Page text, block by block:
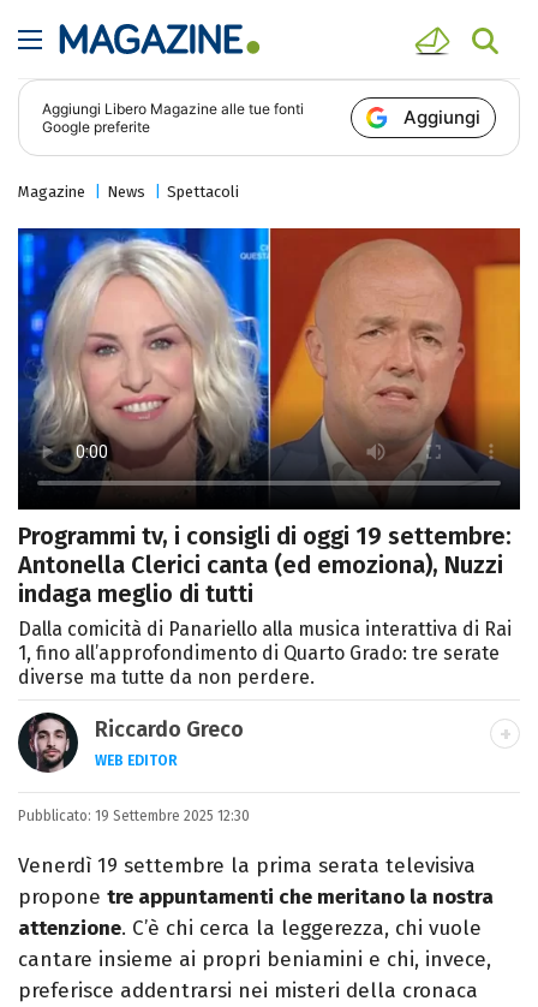
Aggiungi Libero Magazine alle tue fonti
Google preferite
Aggiungi
Magazine News Spettacoli
Programmi tv, i consigli di oggi 19 settembre:
Antonella Clerici canta (ed emoziona), Nuzzi
indaga meglio di tutti
Dalla comicità di Panariello alla musica interattiva di Rai
1, fino all’approfondimento di Quarto Grado: tre serate
diverse ma tutte da non perdere.
Riccardo Greco
WEB EDITOR
LINKEDIN
Si avvicina all'editoria studiando all'IED
come Fashion Editor. Si specializza poi in
Comunicazione digitale, Giornalismo e
Nuovi media presso La Sapienza,
collaborando con alcune testate ed uffici
stampa.
Pubblicato: 19 Settembre 2025 12:30
Venerdì 19 settembre la prima serata televisiva
propone tre appuntamenti che meritano la nostra
attenzione. C’è chi cerca la leggerezza, chi vuole
cantare insieme ai propri beniamini e chi, invece,
preferisce addentrarsi nei misteri della cronaca